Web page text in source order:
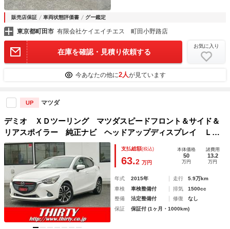
販売店保証 車両状態評価書 グー鑑定
東京都町田市 有限会社ケイエイチエス 町田小野路店
在庫を確認・見積り依頼する
お気に入り
今あなたの他に2人が見ています
UP マツダ
デミオ ＸＤツーリング マツダスピードフロント＆サイド＆
リアスポイラー 純正ナビ ヘッドアップディスプレイ ＬＥ
Ｄヘッドライト クルーズ ＥＴＣ ドラレコ スマートキー
支払総額(税込)
63.2 万円
本体価格
50
万円
諸費用
13.2
万円
年式 2015年 走行
5.9万km
車検
車検整備付 排気
1500cc
整備
法定整備付 修復
なし
保証
保証付 (1ヶ月・1000km)